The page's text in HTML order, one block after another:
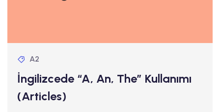
A2
İngilizcede “A, An, The” Kullanımı
(Articles)